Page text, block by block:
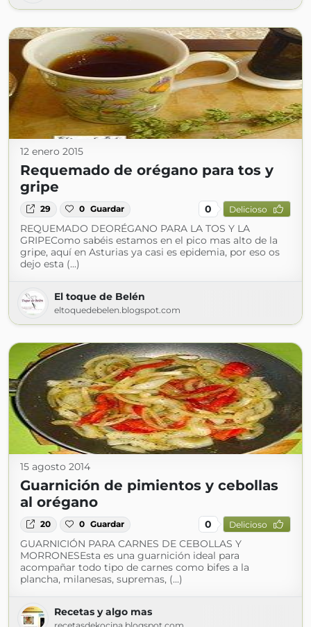
12 enero 2015
Requemado de orégano para tos y
gripe
29 0 Guardar 0 Delicioso
REQUEMADO DEORÉGANO PARA LA TOS Y LA
GRIPEComo sabéis estamos en el pico mas alto de la
gripe, aquí en Asturias ya casi es epidemia, por eso os
dejo esta (...)
El toque de Belén
eltoquedebelen.blogspot.com
15 agosto 2014
Guarnición de pimientos y cebollas
al orégano
20 0 Guardar 0 Delicioso
GUARNICIÓN PARA CARNES DE CEBOLLAS Y
MORRONESEsta es una guarnición ideal para
acompañar todo tipo de carnes como bifes a la
plancha, milanesas, supremas, (...)
Recetas y algo mas